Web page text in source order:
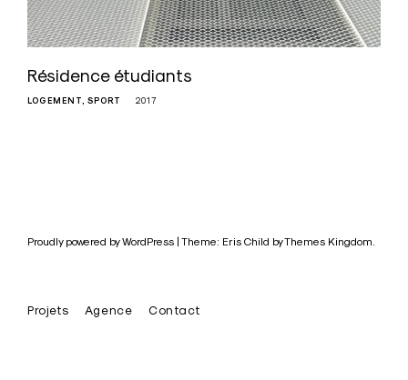
Résidence étudiants
LOGEMENT SPORT 2017
Proudly powered by WordPress | Theme: Eris Child byThemes Kingdom
Projets Agence Contact